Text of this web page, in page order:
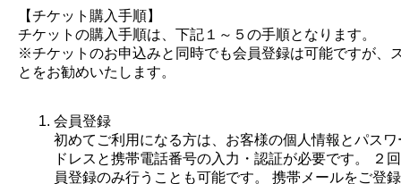
【チケット購入手順】
チケットの購入手順は、下記１～５の手順となります。
※チケットのお申込みと同時でも会員登録は可能ですが、
とをお勧めいたします。
会員登録
初めてご利用になる方は、お客様の個人情報とパス
ドレスと携帯電話番号の入力・認証が必要です。 ２
員登録のみ行うことも可能です。 携帯メールをご登